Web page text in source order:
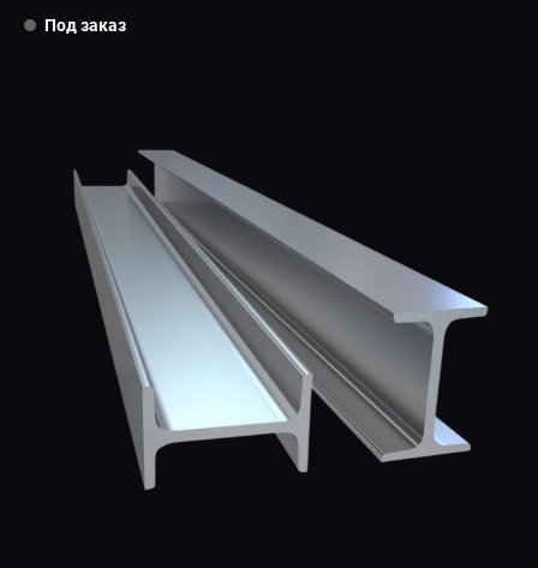
УСЛУГИ
КОНТАКТЫ
СПЕЦПРЕДЛОЖЕНИЕ
Под заказ